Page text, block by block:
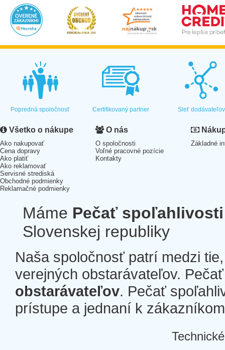
Popredná spoločnosť Certifikovaný partner Sieť dodávateľov
Všetko o nákupe
Ako nakupovať
Cena dopravy
Ako platiť
Ako reklamovať
Servisné strediská
Obchodné podmienky
Reklamačné podmienky
O nás
O spoločnosti
Voľné pracovné pozície
Kontakty
Základné
Máme Pečať spoľahlivosti
Slovenskej republiky
Naša spoločnosť patrí medzi
verejných obstarávateľov.
obstarávateľov. Pečať
prístupe a jednaní k